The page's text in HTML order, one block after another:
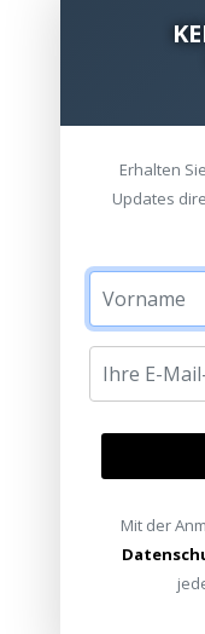
Erhalten
Updates
Mit der